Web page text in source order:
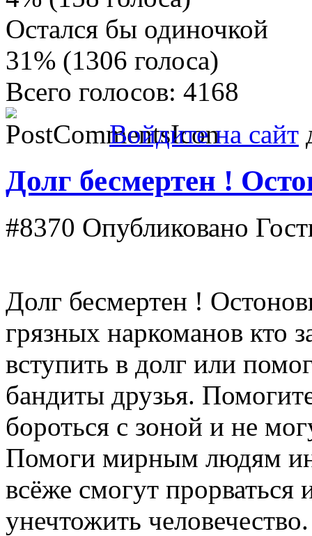
Остался бы одиночкой
31% (1306 голоса)
Всего голосов: 4168
Войдите на сайт
Долг бесмертен !
#8370 Опубликовано
Долг бесмертен !
грязных наркоманов кто
вступить в долг или
бандиты друзья.
бороться с зоной и не
Помоги мирным людям
всёже смогут прорваться
унечтожить человечество.